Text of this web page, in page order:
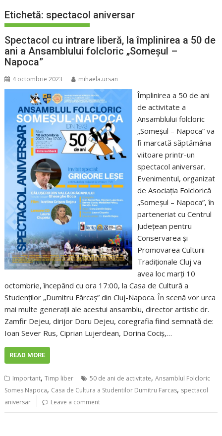
Etichetă: spectacol aniversar
Spectacol cu intrare liberă, la împlinirea a 50 de
ani a Ansamblului folcloric „Someșul –
Napoca”
4 octombrie 2023 mihaela.ursan
Împlinirea a 50 de ani
de activitate a
Ansamblului folcloric
„Someșul – Napoca” va
fi marcată săptămâna
viitoare printr-un
spectacol aniversar.
Evenimentul, organizat
de Asociația Folclorică
„Someșul – Napoca”, în
parteneriat cu Centrul
Județean pentru
Conservarea și
Promovarea Culturii
Tradiționale Cluj va
avea loc marți 10
octombrie, începând cu ora 17:00, la Casa de Cultură a
Studenților „Dumitru Fărcaș” din Cluj-Napoca. În scenă vor urca
mai multe generații ale acestui ansamblu, director artistic dr.
Zamfir Dejeu, dirijor Doru Dejeu, coregrafia fiind semnată de:
Ioan Sever Rus, Ciprian Lujerdean, Dorina Cociș,…
READ MORE
Important,Timp liber 50 de ani de activitate,Ansamblul Folcloric
Somes Napoca, Casa de Cultura a Studentilor Dumitru Farcas, spectacol
aniversar
Leave a comment